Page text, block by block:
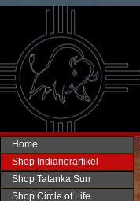
Home
Shop Indianerartikel
Shop Tatanka Sun
Shop Circle of Life